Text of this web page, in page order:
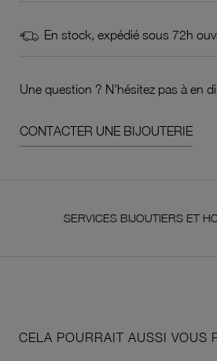
En stock, expédié sous 72h
Une question ? N'hésitez pas à en
CONTACTER UNE BIJOUTERIE
SERVICES BIJOUTIERS ET
CELA POURRAIT AUSSI VOUS